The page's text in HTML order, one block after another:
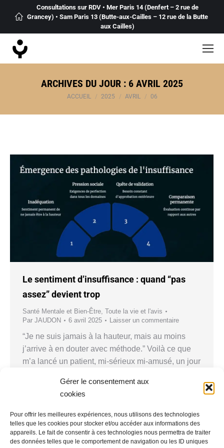
Gérer le consentement aux
cookies
Pour offrir les meilleures expériences, nous utilisons des technologies
telles que les cookies pour stocker et/ou accéder aux informations des
appareils. Le fait de consentir à ces technologies nous permettra de traiter
des données telles que le comportement de navigation ou les ID uniques
Consultations sur RDV • Mer Paris 14 (Denfert – 2 rue de
Grancey) • Sam Paris 13 (Butte-aux-Cailles – 12 rue de la Butte
aux Cailles)
ARCHIVES DU JOUR : 6 AVRIL 2025
Vous êtes ici :
ACCUEIL 2025 AVRIL 06
Le sentiment d’insuffisance : quand “pas
assez” devient trop
Santé Mentale et Bien-Être Toute la vie et l'avis
Par JAUDON 6 avril 2025 Laisser un commentaire
“Je ne suis jamais à la hauteur, mais au moins
j’arrive à en douter avec méthode.” Voilà ce que
m’a lancé un patient, mi-sérieux mi-amusé, un jour
sentir insuffisants. Ce genre d’humour – grinçant,
lucide – reflète bien le paradoxe du mal diffus que
je vois si…